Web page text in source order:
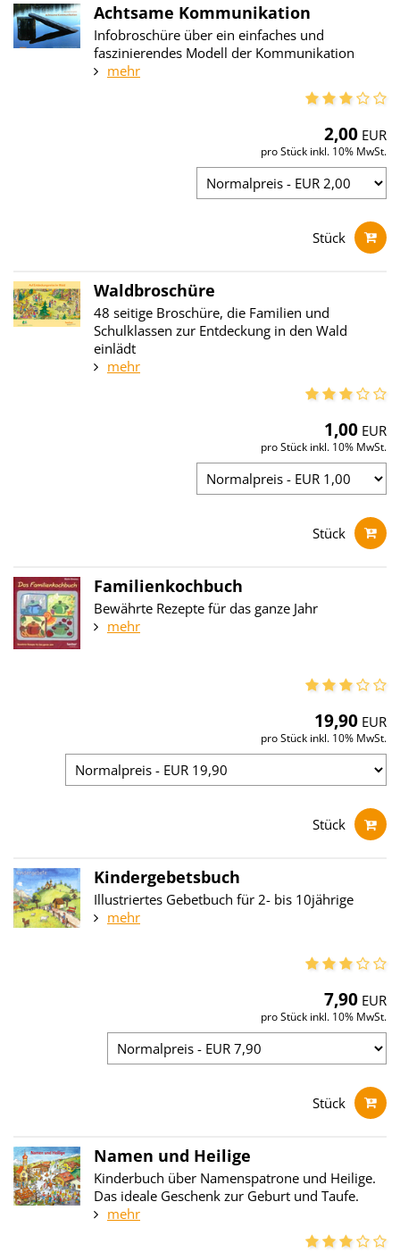
Achtsame Kommunikation
Infobroschüre über ein einfaches und
faszinierendes Modell der Kommunikation
mehr
2,00 EUR
pro Stück inkl. 10% MwSt.
Stück
Waldbroschüre
48 seitige Broschüre, die Familien und
Schulklassen zur Entdeckung in den Wald
einlädt
mehr
1,00 EUR
pro Stück inkl. 10% MwSt.
Stück
Familienkochbuch
Bewährte Rezepte für das ganze Jahr
mehr
19,90 EUR
pro Stück inkl. 10% MwSt.
Stück
Kindergebetsbuch
Illustriertes Gebetbuch für 2- bis 10jährige
mehr
7,90 EUR
pro Stück inkl. 10% MwSt.
Stück
Namen und Heilige
Kinderbuch über Namenspatrone und Heilige.
Das ideale Geschenk zur Geburt und Taufe.
mehr